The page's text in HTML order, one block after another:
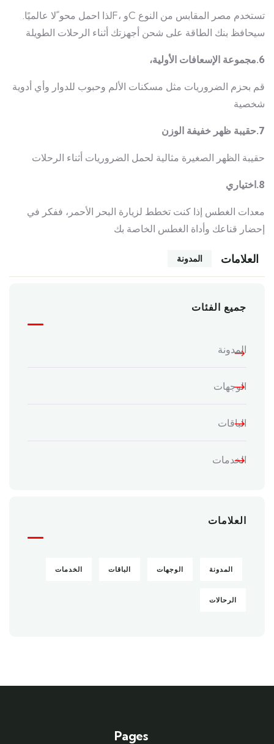
تستخدم مصر المقابس من النوع Cو ،Fلذا احمل محو ًلا عالميًا.
سيحافظ بنك الطاقة على شحن أجهزتك أثناء الرحلات الطويلة
6.مجموعة الإسعافات الأولية،
قم بحزم الضروريات مثل مسكنات الألم وحبوب للدوار وأي أدوية
شخصية
7.حقيبة ظهر خفيفة الوزن
حقيبة الظهر الصغيرة مثالية لحمل الضروريات أثناء الرحلات
8.اختياري
معدات الغطس إذا كنت تخطط لزيارة البحر الأحمر، ففكر في
إحضار قناعك وأداة الغطس الخاصة بك
العلامات المدونة
جميع الفئات
المدونة
الوجهات
الباقات
الخدمات
العلامات
المدونة الوجهات الباقات الخدمات
الرحالات
Pages